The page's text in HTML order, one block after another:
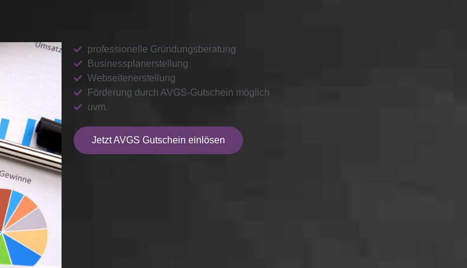
professionelle Gründungsberatung
Businessplanerstellung
Webseitenerstellung
Förderung durch AVGS-Gutschein möglich
uvm.
Jetzt AVGS Gutschein einlösen